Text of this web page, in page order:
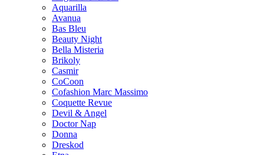
Aquarilla
Avanua
Bas Bleu
Beauty Night
Bella Misteria
Brikoly
Casmir
CoCoon
Cofashion Marc Massimo
Coquette Revue
Devil & Angel
Doctor Nap
Donna
Dreskod